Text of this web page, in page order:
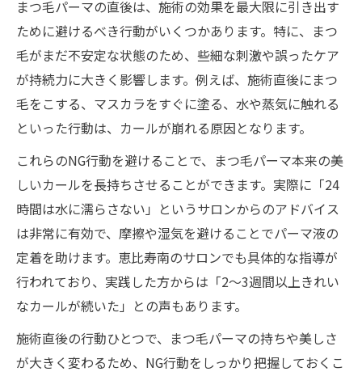
まつ毛パーマ後のトラブル回避術を紹介
まつ毛パーマ後のかゆみや赤みの対処法
ダメージが気になる時のまつ毛パーマケア
まつ毛パーマ後に起こる崩れの原因と対策
まつ毛パーマのトラブル相談先と選び方
忙しい人向け持続力アップの実用ポイント
忙しくてもできるまつ毛パーマ時短ケア法
仕事帰りでも安心のまつ毛パーマ対策
まつ毛パーマの持続を叶える簡単習慣
短時間で美しさを保つまつ毛パーマ術
まつ毛パーマ専用アイテムの賢い選び方
自分に合うまつ毛パーマ後ケアの極意公開
まつ毛パーマの直後は、施術の効果を最大限に引き出す
ために避けるべき行動がいくつかあります。特に、まつ
毛がまだ不安定な状態のため、些細な刺激や誤ったケア
が持続力に大きく影響します。例えば、施術直後にまつ
毛をこする、マスカラをすぐに塗る、水や蒸気に触れる
といった行動は、カールが崩れる原因となります。
これらのNG行動を避けることで、まつ毛パーマ本来の美
しいカールを長持ちさせることができます。実際に「24
時間は水に濡らさない」というサロンからのアドバイス
は非常に有効で、摩擦や湿気を避けることでパーマ液の
定着を助けます。恵比寿南のサロンでも具体的な指導が
行われており、実践した方からは「2〜3週間以上きれい
なカールが続いた」との声もあります。
施術直後の行動ひとつで、まつ毛パーマの持ちや美しさ
が大きく変わるため、NG行動をしっかり把握しておくこ